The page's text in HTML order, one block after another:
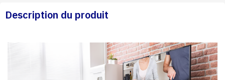
Description du produit